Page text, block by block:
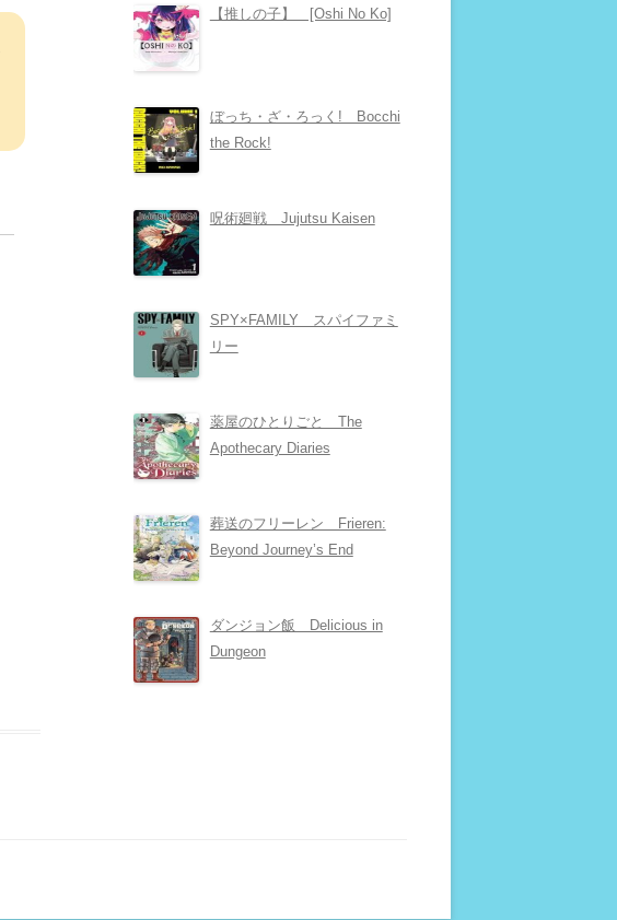
【推しの子】 [Oshi No Ko]
ぼっち・ざ・ろっく! Bocchi
the Rock!
呪術廻戦 Jujutsu Kaisen
SPY×FAMILY スパイファミ
リー
薬屋のひとりごと The
Apothecary Diaries
葬送のフリーレン Frieren:
Beyond Journey’s End
ダンジョン飯 Delicious in
Dungeon